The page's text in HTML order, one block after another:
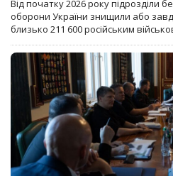
Від початку 2026 року підрозділи
оборони України знищили або
близько 211 600 російським